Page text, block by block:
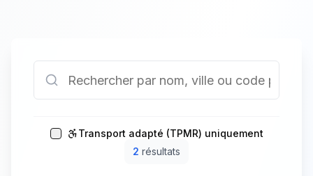
Transport adapté (TPMR) uniquement
2 résultats